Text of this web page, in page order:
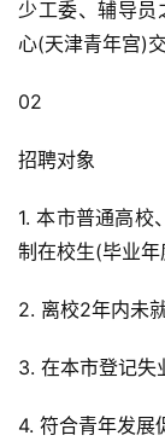
少工委、辅导
心(天津青年宫)
02
招聘对象
1. 本市普通高校
制在校生(毕业
2. 离校2年内未
3. 在本市登记失
4. 符合青年发展